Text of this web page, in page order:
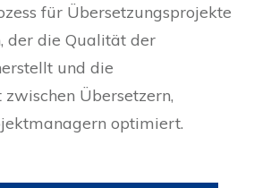
für Übersetzungsprojekte
der die Qualität der
und die
Übersetzern,
optimiert.